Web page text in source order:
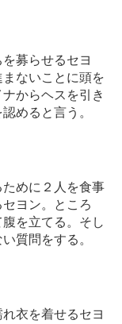
募らせるセヨ
ないことに頭を
からヘスを引き
めると言う。
めに２人を食事
ヨン。ところ
を立てる。そし
質問をする。
衣を着せるセヨ